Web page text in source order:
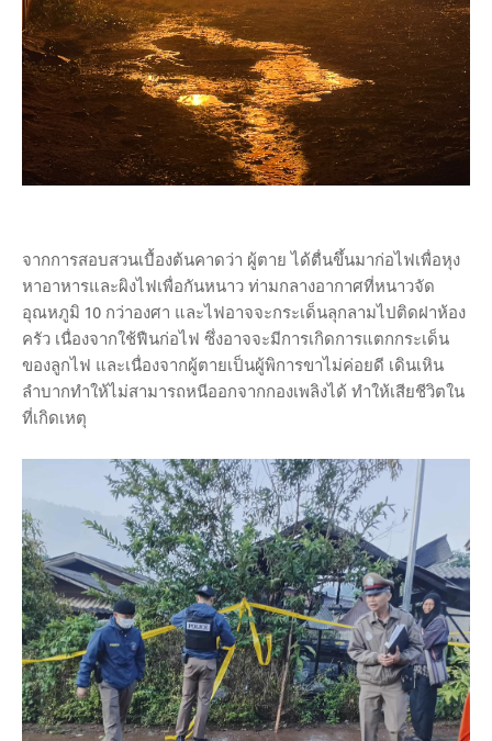
จากการสอบสวนเบื้องต้นคาดว่า ผู้ตาย ได้ตื่นขึ้นมาก่อไฟเพื่อหุง
หาอาหารและผิงไฟเพื่อกันหนาว ท่ามกลางอากาศที่หนาวจัด
อุณหภูมิ 10 กว่าองศา และไฟอาจจะกระเด็นลุกลามไปติดฝาห้อง
ครัว เนื่องจากใช้ฟืนก่อไฟ ซึ่งอาจจะมีการเกิดการแตกกระเด็น
ของลูกไฟ และเนื่องจากผู้ตายเป็นผู้พิการขาไม่ค่อยดี เดินเหิน
ลำบากทำให้ไม่สามารถหนีออกจากกองเพลิงได้ ทำให้เสียชีวิตใน
ที่เกิดเหตุ